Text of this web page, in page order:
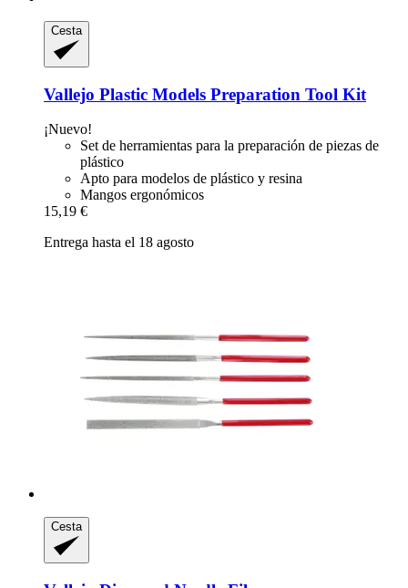
Cesta
Vallejo Plastic Models Preparation Tool Kit
¡Nuevo!
Set de herramientas para la preparación de piezas de
plástico
Apto para modelos de plástico y resina
Mangos ergonómicos
15,19 €
Entrega hasta el 18 agosto
Cesta